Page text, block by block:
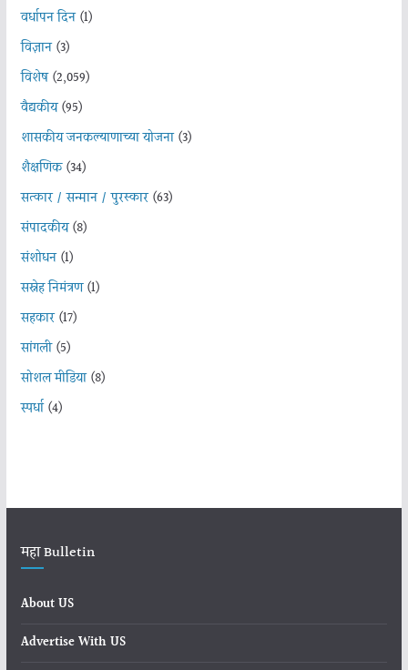
वर्धापन दिन(1)
विज्ञान(3)
विशेष(2,059)
वैद्यकीय(95)
शासकीय जनकल्याणाच्या योजना(3)
शैक्षणिक(34)
सत्कार / सन्मान / पुरस्कार(63)
संपादकीय(8)
संशोधन(1)
सस्नेह निमंत्रण(1)
सहकार(17)
सांगली(5)
सोशल मीडिया(8)
स्पर्धा(4)
महा Bulletin
About US
Advertise With US